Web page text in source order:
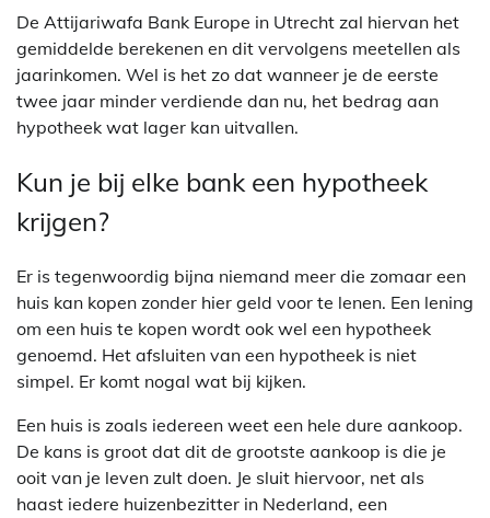
De Attijariwafa Bank Europe in Utrecht zal hiervan het
gemiddelde berekenen en dit vervolgens meetellen als
jaarinkomen. Wel is het zo dat wanneer je de eerste
twee jaar minder verdiende dan nu, het bedrag aan
hypotheek wat lager kan uitvallen.
Kun je bij elke bank een hypotheek
krijgen?
Er is tegenwoordig bijna niemand meer die zomaar een
huis kan kopen zonder hier geld voor te lenen. Een lening
om een huis te kopen wordt ook wel een hypotheek
genoemd. Het afsluiten van een hypotheek is niet
simpel. Er komt nogal wat bij kijken.
Een huis is zoals iedereen weet een hele dure aankoop.
De kans is groot dat dit de grootste aankoop is die je
ooit van je leven zult doen. Je sluit hiervoor, net als
haast iedere huizenbezitter in Nederland, een